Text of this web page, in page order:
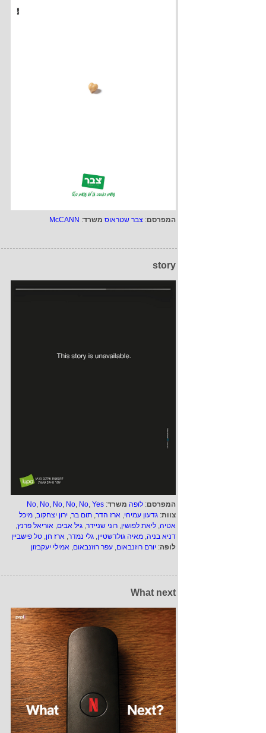
המפרסם: צבר שטראוס משרד:
McCANN
story
המפרסם: לופה משרד:
No, No, No, No, No, Yes
צוות: גדעון עמיחי, ארז הדר, תום בר, ירון יצחקוב, מיכל
אטיה, ליאת לפושין, רוני שניידר, גיל אבים, אוריאל פרנץ,
דניא בניה, מאיה גולדשטיין, גלי נמדר, ארז חן, טל פישביין
לופה: יורם רוזנבאום, עפר רוזנבאום, אמילי יעקבזון
What next